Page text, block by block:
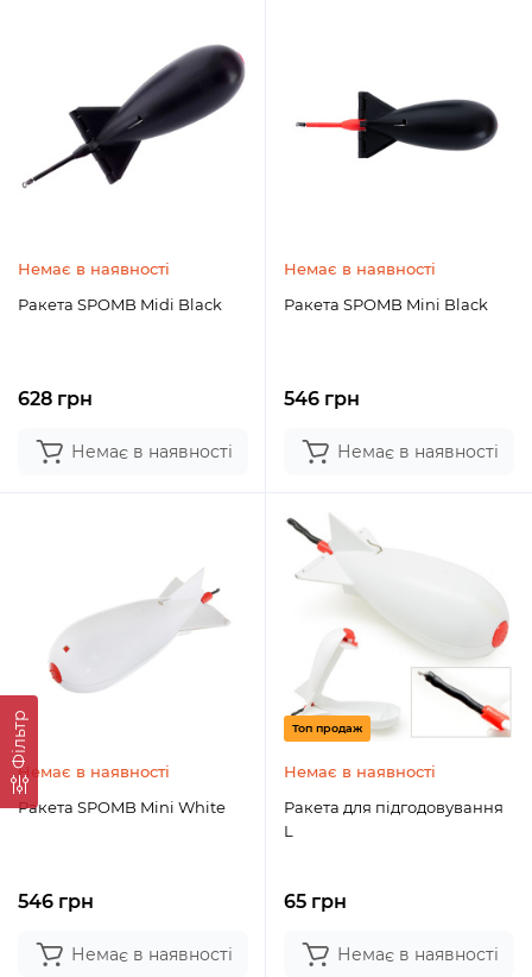
Фільтр
Немає в наявності
Ракета SPOMB Midi Black
628 грн
Немає в наявності
Немає в наявності
Ракета SPOMB Mini Black
546 грн
Немає в наявності
Немає в наявності
Ракета SPOMB Mini White
546 грн
Немає в наявності
Топ продаж
Немає в наявності
Ракета для підгодовування
L
65 грн
Немає в наявності